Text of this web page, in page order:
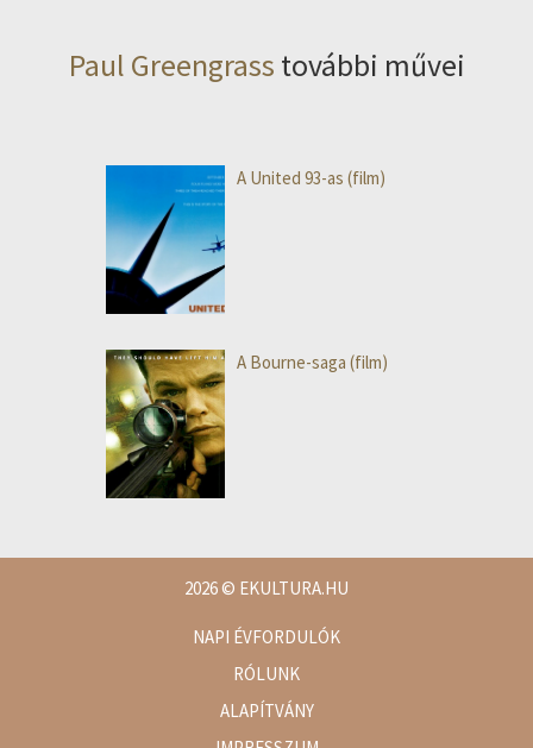
Paul Greengrass további művei
A United 93-as (film)
A Bourne-saga (film)
2026© EKULTURA.HU
NAPI ÉVFORDULÓK
RÓLUNK
ALAPÍTVÁNY